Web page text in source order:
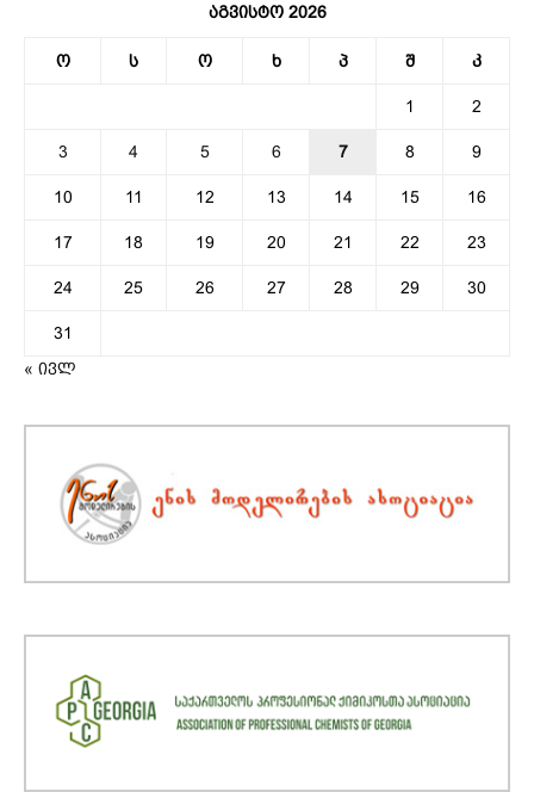
აგვისტო 2026
ო ს ო ხ პ შ კ
1 2
3 4 5 6 7 8 9
10 11 12 13 14 15 16
17 18 19 20 21 22 23
24 25 26 27 28 29 30
31
« ივლ